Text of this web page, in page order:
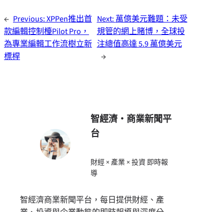
← Previous:XPPen推出首
款編輯控制檯Pilot Pro，
為專業編輯工作流樹立新
標桿
Next: 萬億美元難題：未受
規管的網上賭博，全球投
注總值高達 5.9 萬億美元
→
智經濟・商業新聞平
台
財經 × 產業 × 投資 即時報
導
智經濟商業新聞平台，每日提供財經、產